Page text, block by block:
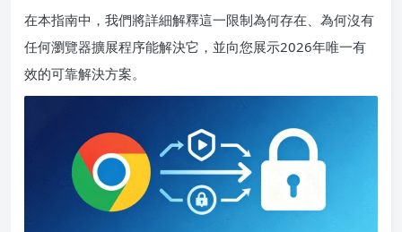
在本指南中，我們將詳細解釋這一限制為何存在、為何沒有
任何瀏覽器擴展程序能解決它，並向您展示2026年唯一有
效的可靠解決方案。